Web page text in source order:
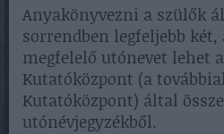
Anyakönyvezni a szülők
sorrendben legfeljebb
megfelelő utónevet lehet
Kutatóközpont (a
Kutatóközpont) által
utónévjegyzékből.